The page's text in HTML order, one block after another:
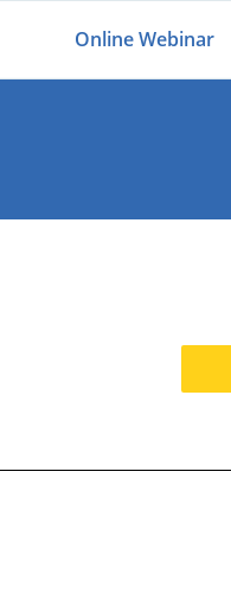
Online Webinar